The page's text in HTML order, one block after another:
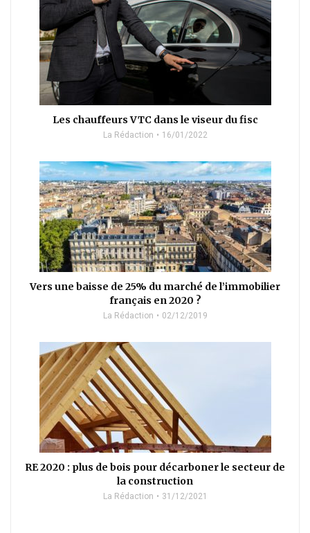
Les chauffeurs VTC dans le viseur du fisc
La Rédaction 16/01/2022
Vers une baisse de 25% du marché de l’immobilier
français en 2020 ?
La Rédaction 02/12/2019
RE 2020 : plus de bois pour décarboner le secteur de
la construction
La Rédaction 31/12/2021